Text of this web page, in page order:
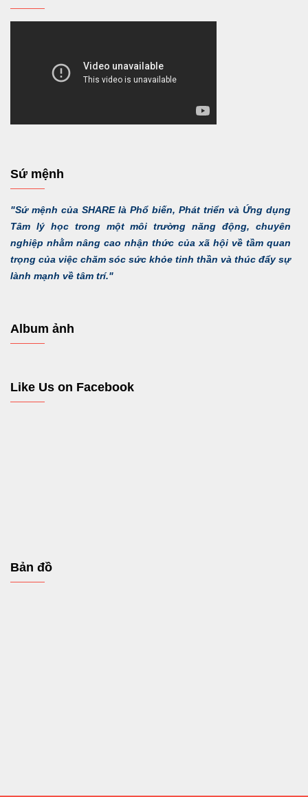
Sứ mệnh
"Sứ mệnh của SHARE là Phổ biến, Phát triển và Ứng dụng
Tâm lý học trong một môi trường năng động, chuyên
nghiệp nhằm nâng cao nhận thức của xã hội về tầm quan
trọng của việc chăm sóc sức khỏe tinh thần và thúc đẩy sự
lành mạnh về tâm trí."
Album ảnh
Like Us on Facebook
Bản đồ